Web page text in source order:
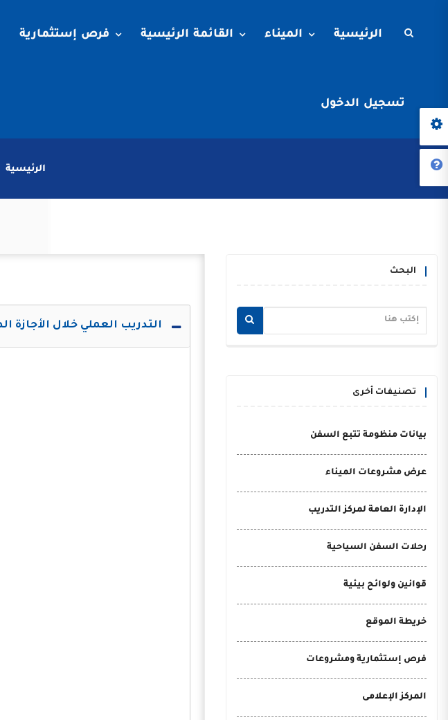
الرئيسية الميناء القائمة الرئيسية فرص إستثمارية
تسجيل الدخول
الرئيسية
البحث
تصنيفات أخرى
بيانات منظومة تتبع السفن
عرض مشروعات الميناء
الإدارة العامة لمركز التدريب
رحلات السفن السياحية
قوانين ولوائح بيئية
خريطة الموقع
فرص إستثمارية ومشروعات
المركز الإعلامى
التدريب العملي خلال الأجازة الصيفية